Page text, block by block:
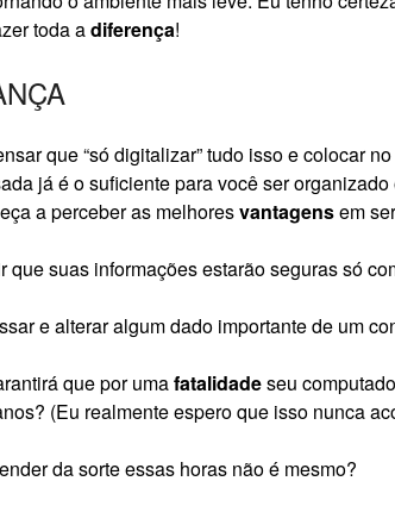
toda adiferença!
que “só digitalizar” tudo isso e colocar
já é o suficiente para você ser
a perceber as melhoresvantagensem
que suas informações estarão seguras só
e alterar algum dado importante de um
que por umafatalidadeseu
(Eu realmente espero que isso nunca
da sorte essas horas não é mesmo?